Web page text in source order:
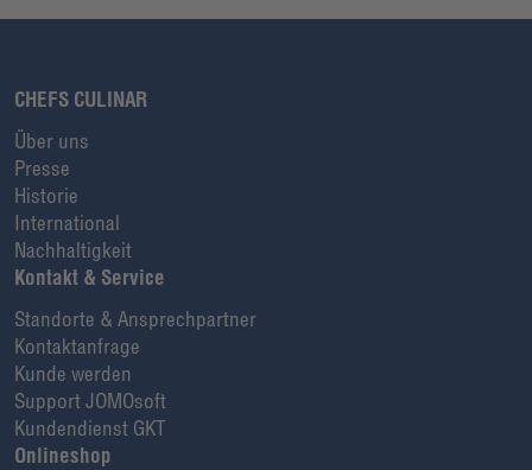
CHEFS CULINAR
Über uns
Presse
Historie
International
Nachhaltigkeit
Kontakt & Service
Standorte & Ansprechpartner
Kontaktanfrage
Kunde werden
Support JOMOsoft
Kundendienst GKT
Onlineshop